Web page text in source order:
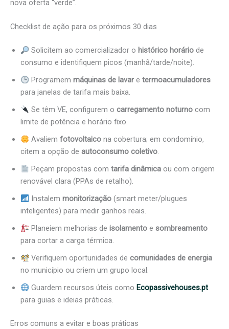
nova oferta “verde”.
Checklist de ação para os próximos 30 dias
Solicitem ao comercializador o histórico horáriode
consumo e identifiquem picos (manhã/tarde/noite).
Programem máquinas de lavare termoacumuladores
para janelas de tarifa mais baixa.
Se têm VE, configurem o carregamento noturnocom
limite de potência e horário fixo.
Avaliem fotovoltaicona cobertura; em condomínio,
citem a opção de autoconsumo coletivo.
Peçam propostas com tarifa dinâmicaou com origem
renovável clara (PPAs de retalho).
Instalem monitorização(smart meter/plugues
inteligentes) para medir ganhos reais.
Planeiem melhorias de isolamentoe sombreamento
para cortar a carga térmica.
Verifiquem oportunidades de comunidades de energia
no município ou criem um grupo local.
Guardem recursos úteis como Ecopassivehouses.pt
para guias e ideias práticas.
Erros comuns a evitar e boas práticas